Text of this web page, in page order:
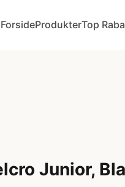
ForsideProdukterTop
Junior,